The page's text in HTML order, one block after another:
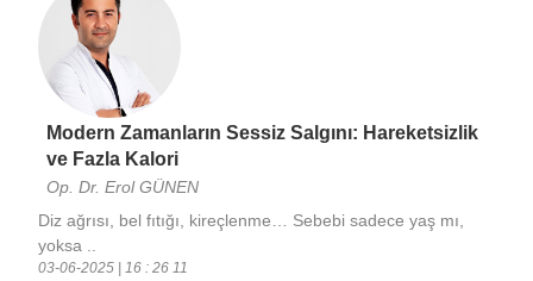
Modern Zamanların Sessiz Salgını: Hareketsizlik
ve Fazla Kalori
Op. Dr. Erol GÜNEN
Diz ağrısı, bel fıtığı, kireçlenme… Sebebi sadece yaş mı,
yoksa ..
03-06-2025 | 16 : 26 11